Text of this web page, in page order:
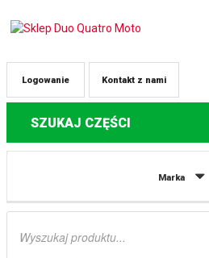
Kontakt z nami
Logowanie
SZUKAJ CZĘŚCI
Marka
Wyszukiwarka
Części do quadów Honda